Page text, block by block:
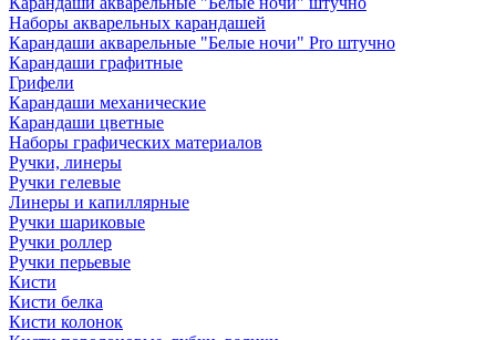
Наборы акварельных карандашей
Карандаши акварельные "Белые ночи" Pro штучно
Карандаши графитные
Грифели
Карандаши механические
Карандаши цветные
Наборы графических материалов
Ручки, линеры
Ручки гелевые
Линеры и капиллярные
Ручки шариковые
Ручки роллер
Ручки перьевые
Кисти
Кисти белка
Кисти колонок